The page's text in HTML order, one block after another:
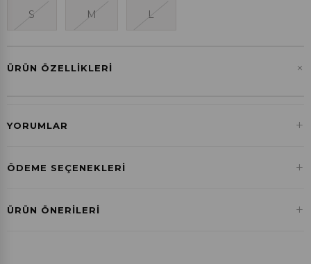
S M L
ÜRÜN ÖZELLIKLERI +
YORUMLAR +
ÖDEME SEÇENEKLERI +
Havale ile Ödeme
ÜRÜN ÖNERILERI +